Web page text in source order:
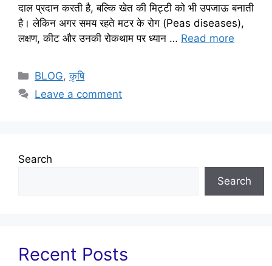
दाल प्रदान करती है, बल्कि खेत की मिट्टी को भी उपजाऊ बनाती
है। लेकिन अगर समय रहते मटर के रोग (Peas diseases),
लक्षण, कीट और उनकी रोकथाम पर ध्यान … Read more
BLOG,कृषि
Leave a comment
Search
Search
Recent Posts